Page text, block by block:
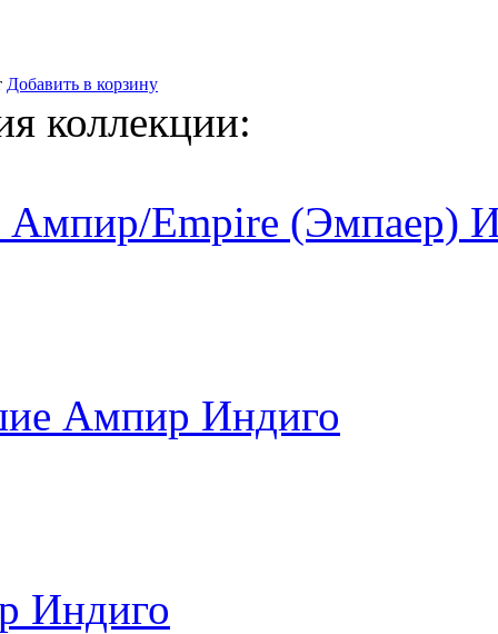
Добавить в корзину
коллекции:
Ампир/Empire (Эмпаер)
Ампир Индиго
Индиго